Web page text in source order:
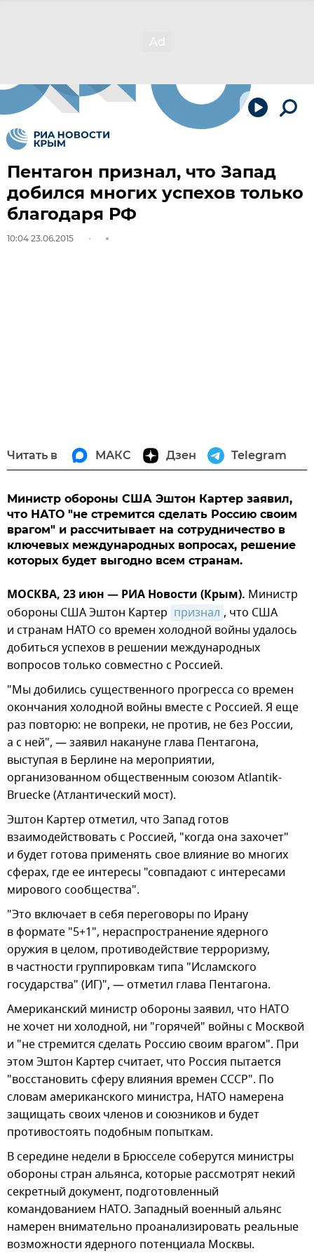
Пентагон признал, что Запад
добился многих успехов только
благодаря РФ
10:04 23.06.2015
Читать в МАКС Дзен Telegram
Министр обороны США Эштон Картер заявил,
что НАТО "не стремится сделать Россию своим
врагом" и рассчитывает на сотрудничество в
ключевых международных вопросах, решение
которых будет выгодно всем странам.
МОСКВА, 23 июн — РИА Новости (Крым). Министр
обороны США Эштон Картер признал , что США
и странам НАТО со времен холодной войны удалось
добиться успехов в решении международных
вопросов только совместно с Россией.
"Мы добились существенного прогресса со времен
окончания холодной войны вместе с Россией. Я еще
раз повторю: не вопреки, не против, не без России,
а с ней", — заявил накануне глава Пентагона,
выступая в Берлине на мероприятии,
организованном общественным союзом Atlantik-
Bruecke (Атлантический мост).
Эштон Картер отметил, что Запад готов
взаимодействовать с Россией, "когда она захочет"
и будет готова применять свое влияние во многих
сферах, где ее интересы "совпадают с интересами
мирового сообщества".
"Это включает в себя переговоры по Ирану
в формате "5+1", нераспространение ядерного
оружия в целом, противодействие терроризму,
в частности группировкам типа "Исламского
государства" (ИГ)", — отметил глава Пентагона.
Американский министр обороны заявил, что НАТО
не хочет ни холодной, ни "горячей" войны с Москвой
и "не стремится сделать Россию своим врагом". При
этом Эштон Картер считает, что Россия пытается
"восстановить сферу влияния времен СССР". По
словам американского министра, НАТО намерена
защищать своих членов и союзников и будет
противостоять подобным попыткам.
В середине недели в Брюсселе соберутся министры
обороны стран альянса, которые рассмотрят некий
секретный документ, подготовленный
командованием НАТО. Западный военный альянс
намерен внимательно проанализировать реальные
возможности ядерного потенциала Москвы.